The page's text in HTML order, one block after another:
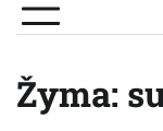
Žyma: